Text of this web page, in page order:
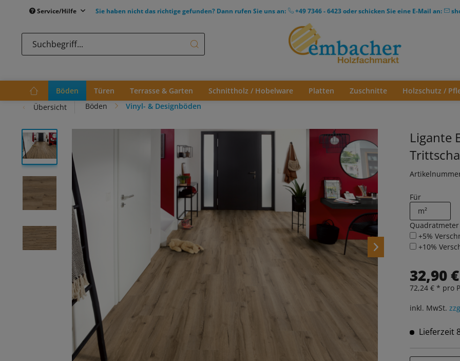
Service/Hilfe Sie haben nicht das richtige gefunden? Dann rufen Sie uns an: +49 7346 - 6423oder schicken Sie eine E-Mail an:
Böden Türen Terrasse & Garten Schnittholz / Hobelware Platten Zuschnitte
Holzschutz /
Übersicht
Böden Vinyl- & Designböden
Ligante
Für
+5%
+10%
32,90
72,24 € * pro
inkl. MwSt.
Lieferzeit